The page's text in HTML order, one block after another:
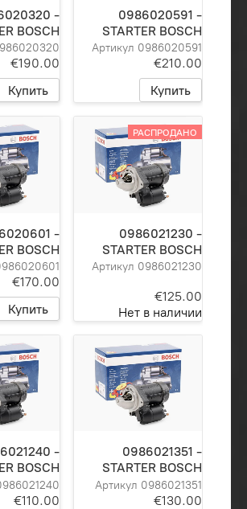
-
BOSCH
€190.00
Купить
0986020591 -
STARTER BOSCH
Артикул 0986020591
€210.00
Купить
-
BOSCH
€170.00
Купить
РАСПРОДАНО
0986021230 -
STARTER BOSCH
Артикул 0986021230
€125.00
Нет в наличии
-
BOSCH
€110.00
0986021351 -
STARTER BOSCH
Артикул 0986021351
€130.00